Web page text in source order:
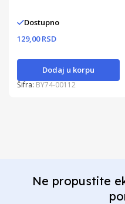
Dostupno
129,00 RSD
Dodaj u korpu
Šifra: BY74-00112
Ne propustite